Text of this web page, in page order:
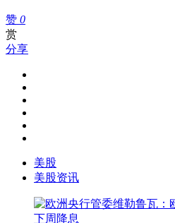
赞 0
赏
分享
美股
美股资讯